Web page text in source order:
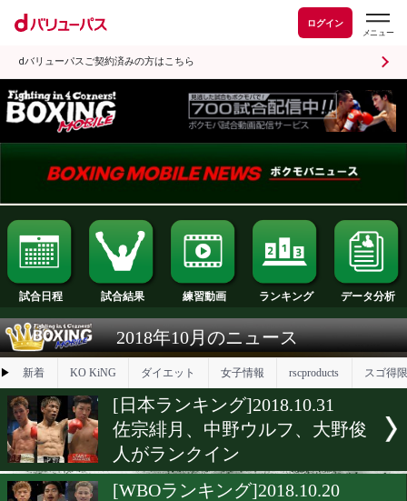
ログイン
dバリューパスご契約済みの方はこちら
試合日程 試合結果 練習動画 ランキング
2018年10月のニュース
▶ 新着 KO KiNG ダイエット
[日本ランキング]2018.10.31